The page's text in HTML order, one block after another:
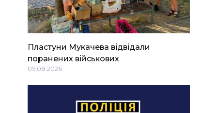
Пластуни Мукачева відвідали
поранених військових
05.08.2026